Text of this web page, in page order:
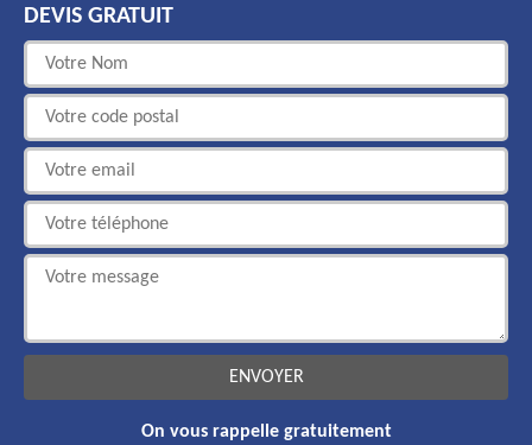
DEVIS GRATUIT
On vous rappelle gratuitement